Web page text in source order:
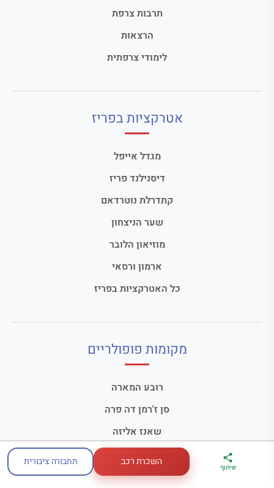
ארגז הכלים שלי
לטיול בצרפת
מדריך פריז
במתנה
דברו
איתי בווטסאפ
תרבות צרפת
הרצאות
לימודי צרפתית
אטרקציות בפריז
מגדל אייפל
דיסנילנד פריז
קתדרלת נוטרדאם
שער הניצחון
מוזיאון הלובר
ארמון ורסאי
כל האטרקציות בפריז
מקומות פופולריים
רובע המארה
סן ז'רמן דה פרה
שאנז אליזה
שיתוף השכרת רכב תחבורה ציבורית